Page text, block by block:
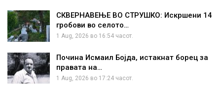
СКВЕРНАВЕЊЕ ВО СТРУШКО: Искршени 14
гробови во селото…
1 Aug, 2026 во 16:54 часот.
Почина Исмаил Бојда, истакнат борец за
правата на…
1 Aug, 2026 во 17:24 часот.